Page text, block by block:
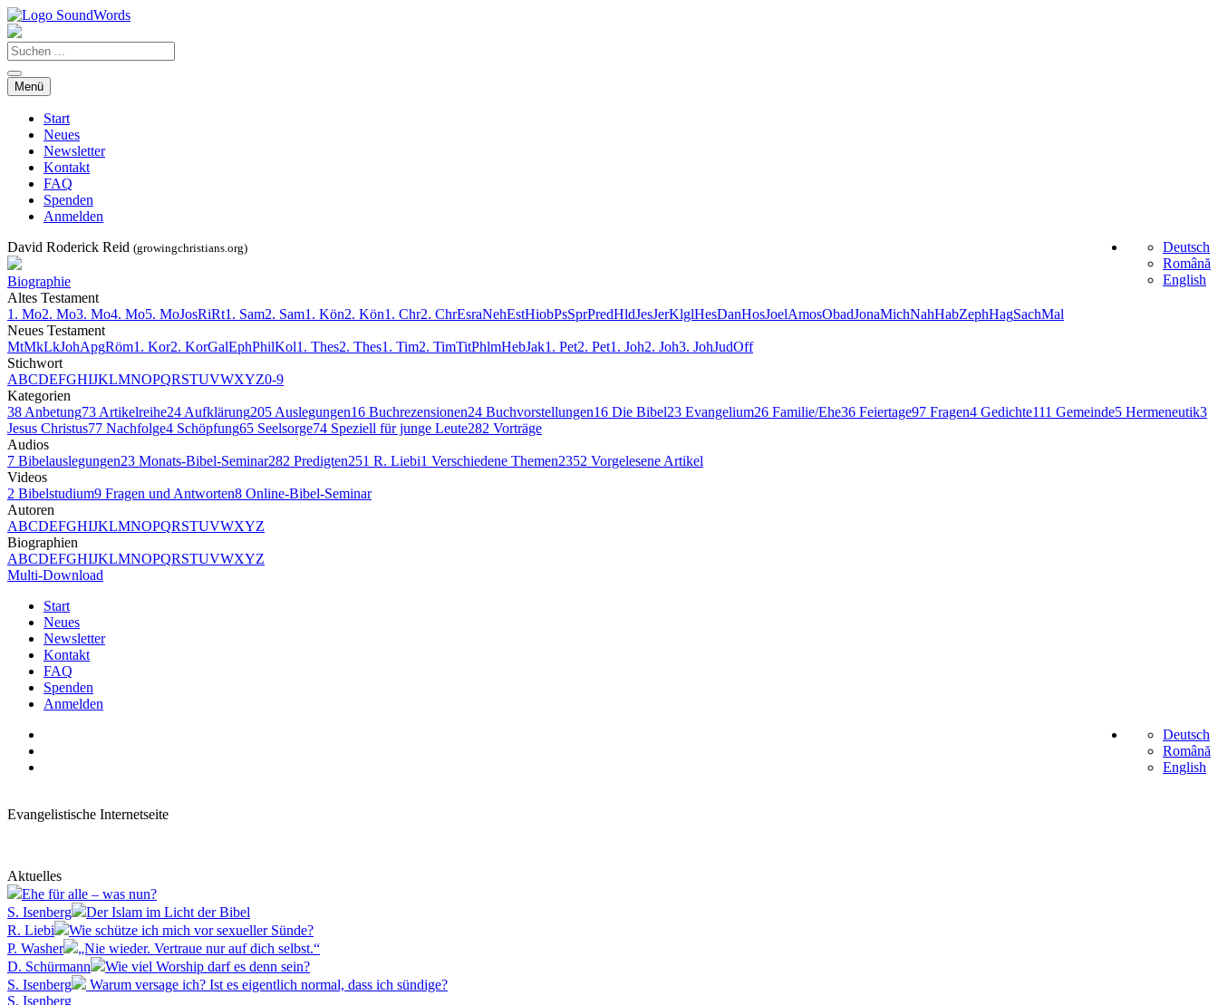
Menü
Start
Neues
Newsletter
Kontakt
FAQ
Spenden
Anmelden
Deutsch
Română
English
David Roderick Reid (growingchristians.org)
Biographie
Altes Testament
1. Mo2. Mo3. Mo4. Mo5. MoJosRiRt1. Sam2. Sam1. Kön2. Kön1. Chr2. ChrEsraNehEstHiobPsSprPredHldJesJerKlglHesDanHosJoelAmosObadJonaMichNahHabZephHagSachMal
Neues Testament
MtMkLkJohApgRöm1. Kor2. KorGalEphPhilKol1. Thes2. Thes1. Tim2. TimTitPhlmHebJak1. Pet2. Pet1. Joh2. Joh3. JohJudOff
Stichwort
ABCDEFGHIJKLMNOPQRSTUVWXYZ0-9
Kategorien
38 Anbetung73 Artikelreihe24 Aufklärung205 Auslegungen16 Buchrezensionen24 Buchvorstellungen16 Die Bibel23 Evangelium26 Familie/Ehe36 Feiertage97 Fragen4 Gedichte111 Gemeinde5 Hermeneutik3
Jesus Christus77 Nachfolge4 Schöpfung65 Seelsorge74 Speziell für junge Leute282 Vorträge
Audios
7 Bibelauslegungen23 Monats-Bibel-Seminar282 Predigten251 R. Liebi1 Verschiedene Themen2352 Vorgelesene Artikel
Videos
2 Bibelstudium9 Fragen und Antworten8 Online-Bibel-Seminar
Autoren
ABCDEFGHIJKLMNOPQRSTUVWXYZ
Biographien
ABCDEFGHIJKLMNOPQRSTUVWXYZ
Multi-Download
Start
Neues
Newsletter
Kontakt
FAQ
Spenden
Anmelden
Deutsch
Română
English
Evangelistische Internetseite
Aktuelles
Ehe für alle – was nun?
S. Isenberg
Der Islam im Licht der Bibel
R. Liebi
Wie schütze ich mich vor sexueller Sünde?
P. Washer
„Nie wieder. Vertraue nur auf dich selbst.“
D. Schürmann
Wie viel Worship darf es denn sein?
S. Isenberg
Warum versage ich? Ist es eigentlich normal, dass ich sündige?
S. Isenberg